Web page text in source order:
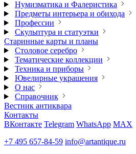
Нумизматика и Фалеристика
Предметы интерьера и обихода
Профессии
Скульптура и статуэтки
Старинные карты и планы
Столовое серебро
Тематические коллекции
Техника и приборы
Ювелирные украшения
О нас
Справочник
Вестник антиквара
Контакты
ВКонтакте Telegram WhatsApp MAX
+7 495 657-84-59 info@artantique.ru